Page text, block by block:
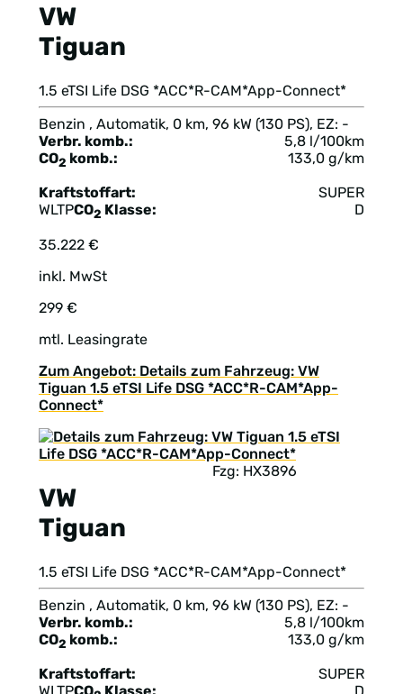
VW
Tiguan
1.5 eTSI Life DSG *ACC*R-CAM*App-Connect*
Benzin , Automatik, 0 km, 96 kW (130 PS), EZ: -
Verbr. komb.:
5,8 l/100km
CO2 komb.: 133,0 g/km
Kraftstoffart:
SUPER
WLTPCO2 Klasse: D
35.222 €
inkl. MwSt
299 €
mtl. Leasingrate
Zum Angebot: Details zum Fahrzeug: VW
Tiguan 1.5 eTSI Life DSG *ACC*R-CAM*App-
Connect*
VW
Tiguan
Fzg: HX3896
1.5 eTSI Life DSG *ACC*R-CAM*App-Connect*
Benzin , Automatik, 0 km, 96 kW (130 PS), EZ: -
Verbr. komb.:
5,8 l/100km
CO2 komb.: 133,0 g/km
Kraftstoffart:
SUPER